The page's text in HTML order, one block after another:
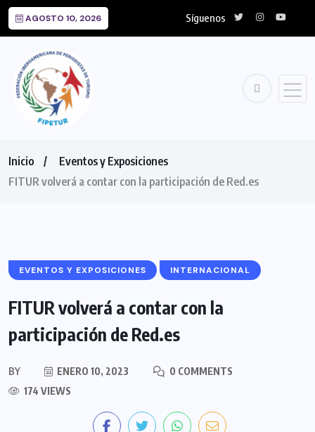
AGOSTO 10, 2026 Síguenos
Inicio
Eventos y Exposiciones
FITUR volverá a contar con la participación de Red.es
EVENTOS Y EXPOSICIONES INTERNACIONAL
FITUR volverá a contar con la
participación de Red.es
BY ENERO 10, 2023
0 COMMENTS
174 VIEWS